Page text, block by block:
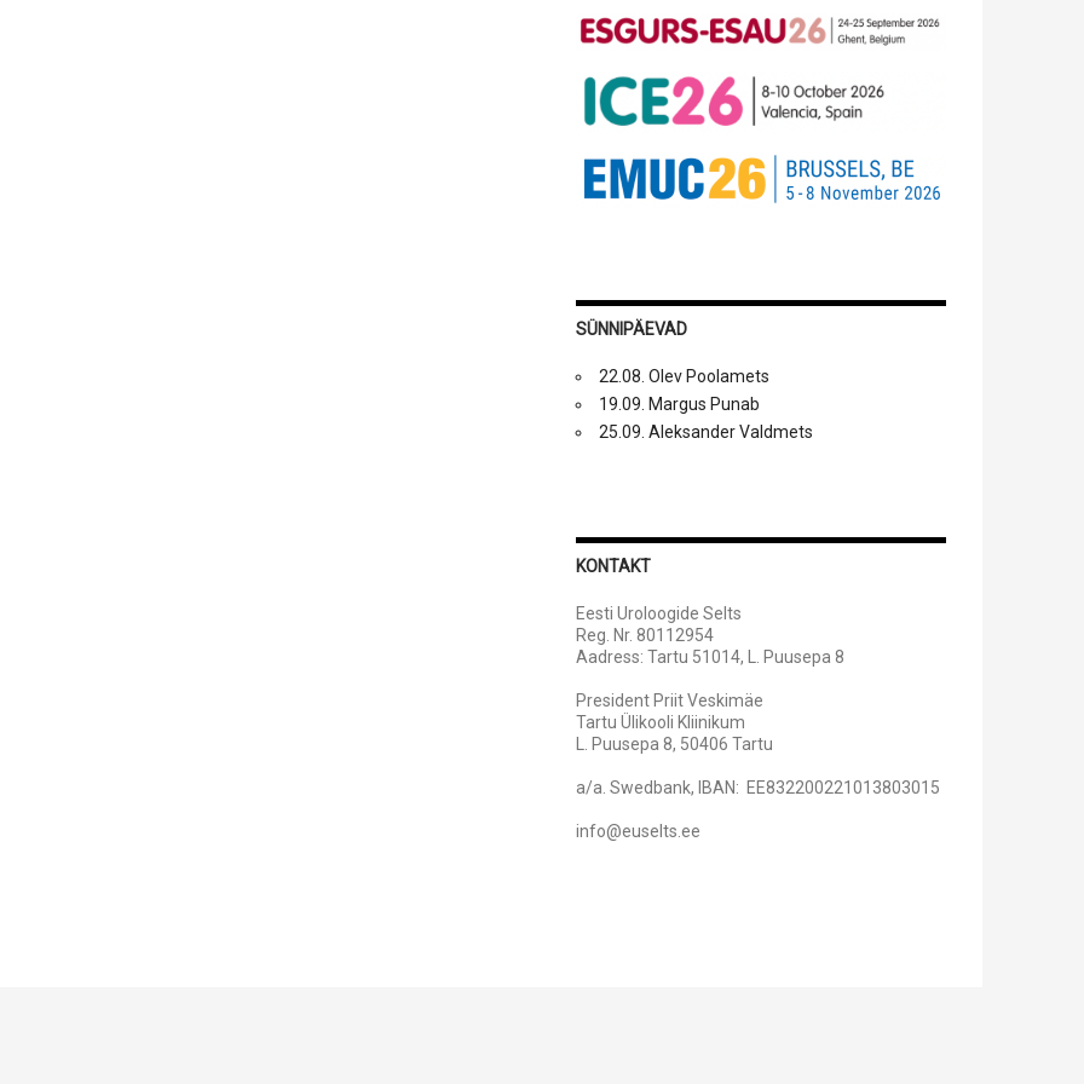
SÜNNIPÄEVAD
22.08. Olev Poolamets
19.09. Margus Punab
25.09. Aleksander Valdmets
KONTAKT
Eesti Uroloogide Selts
Reg. Nr. 80112954
Aadress: Tartu 51014, L. Puusepa 8
President Priit Veskimäe
Tartu Ülikooli Kliinikum
L. Puusepa 8, 50406 Tartu
a/a. Swedbank, IBAN: EE832200221013803015
info@euselts.ee